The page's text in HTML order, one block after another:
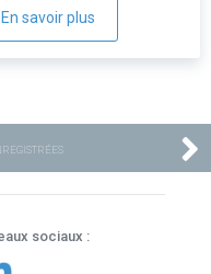
En savoir plus
sociaux :